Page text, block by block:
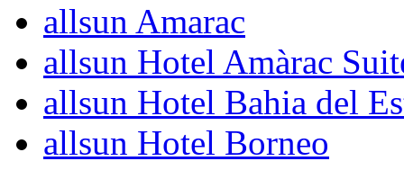
allsun Amarac
allsun Hotel Amàrac
allsun Hotel Bahia del
allsun Hotel Borneo